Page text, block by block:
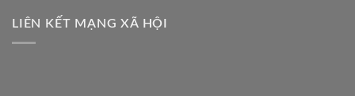
LIÊN KẾT MẠNG XÃ HỘI